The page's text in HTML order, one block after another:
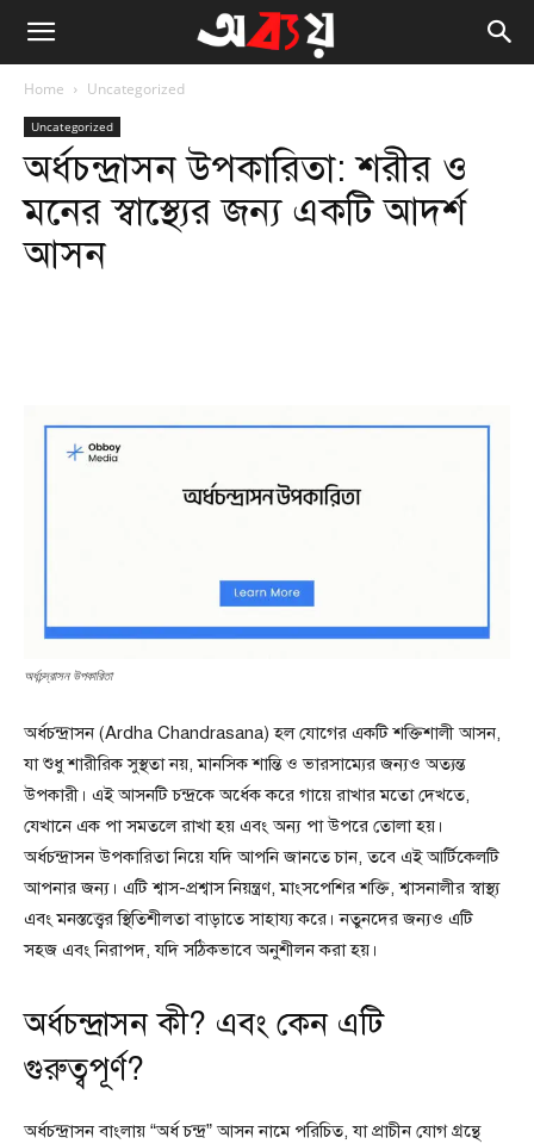
Home Uncategorized
Uncategorized
অর্ধচন্দ্রাসন উপকারিতা: শরীর ও
মনের স্বাস্থ্যের জন্য একটি আদর্শ
আসন
অর্ধচন্দ্রাসন উপকারিতা
অর্ধচন্দ্রাসন (Ardha Chandrasana) হল যোগের একটি শক্তিশালী আসন,
যা শুধু শারীরিক সুস্থতা নয়, মানসিক শান্তি ও ভারসাম্যের জন্যও অত্যন্ত
উপকারী। এই আসনটি চন্দ্রকে অর্ধেক করে গায়ে রাখার মতো দেখতে,
যেখানে এক পা সমতলে রাখা হয় এবং অন্য পা উপরে তোলা হয়।
অর্ধচন্দ্রাসন উপকারিতা নিয়ে যদি আপনি জানতে চান, তবে এই আর্টিকেলটি
আপনার জন্য। এটি শ্বাস-প্রশ্বাস নিয়ন্ত্রণ, মাংসপেশির শক্তি, শ্বাসনালীর স্বাস্থ্য
এবং মনস্তত্ত্বের স্থিতিশীলতা বাড়াতে সাহায্য করে। নতুনদের জন্যও এটি
সহজ এবং নিরাপদ, যদি সঠিকভাবে অনুশীলন করা হয়।
অর্ধচন্দ্রাসন কী? এবং কেন এটি
গুরুত্বপূর্ণ?
অর্ধচন্দ্রাসন বাংলায় “অর্ধ চন্দ্র” আসন নামে পরিচিত, যা প্রাচীন যোগ গ্রন্থে